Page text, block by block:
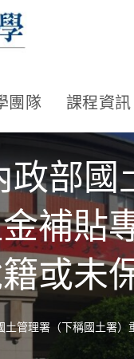
團隊 課程資訊
部
補貼
或未
土管理署（下稱國土署